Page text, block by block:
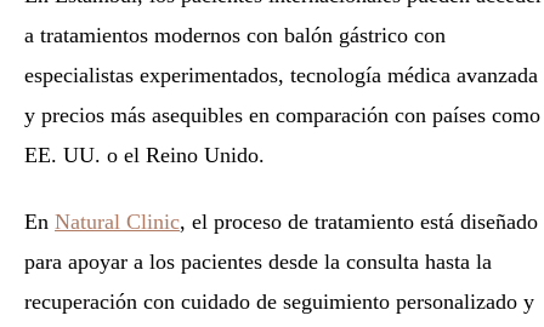
a tratamientos modernos con balón gástrico con
especialistas experimentados, tecnología médica avanzada
y precios más asequibles en comparación con países como
EE. UU. o el Reino Unido.
En Natural Clinic, el proceso de tratamiento está diseñado
para apoyar a los pacientes desde la consulta hasta la
recuperación con cuidado de seguimiento personalizado y